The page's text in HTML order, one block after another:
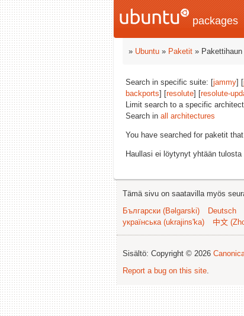
packages
» Ubuntu » Paketit »
Search in specific suite: [jammy] [
backports] [resolute] [resolute-
Limit search to a specific
Search in all architectures
You have searched for paketit
Haullasi ei löytynyt yhtään tulosta
Tämä sivu on saatavilla myös
Български (Bəlgarski)
Deutsch
українська (ukrajins'ka)
中文
Sisältö: Copyright © 2026
Report a bug on this site.